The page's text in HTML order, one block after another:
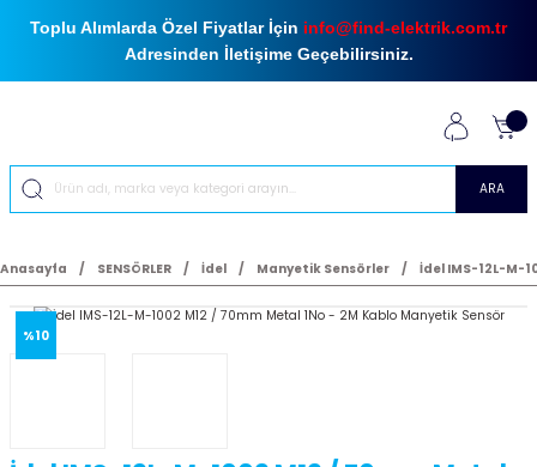
Toplu Alımlarda Özel Fiyatlar İçin info@find-elektrik.com.tr
Adresinden İletişime Geçebilirsiniz.
ARA
Anasayfa SENSÖRLER İdel Manyetik Sensörler İdel IMS-12L-M-
%10